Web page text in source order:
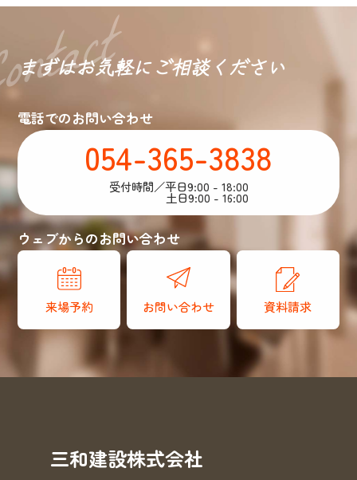
まずはお気軽にご相談ください
電話でのお問い合わせ
054-365-3838
受付時間／平日9:00 - 18:00
土日9:00 - 16:00
ウェブからのお問い合わせ
来場予約 お問い合わせ 資料請求
三和建設株式会社